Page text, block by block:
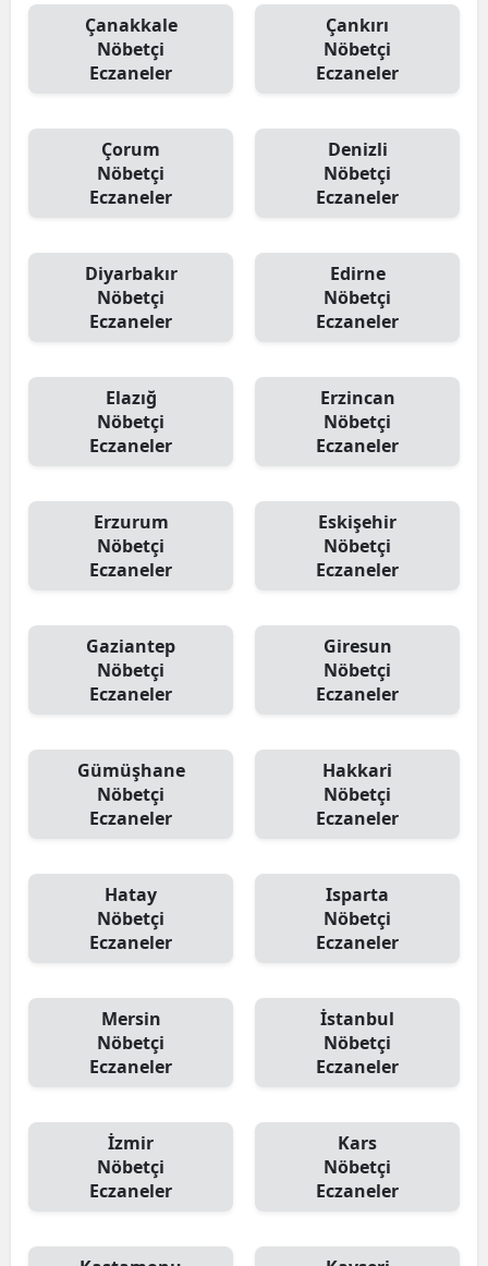
Çanakkale
Nöbetçi
Eczaneler
Çankırı
Nöbetçi
Eczaneler
Çorum
Nöbetçi
Eczaneler
Denizli
Nöbetçi
Eczaneler
Diyarbakır
Nöbetçi
Eczaneler
Edirne
Nöbetçi
Eczaneler
Elazığ
Nöbetçi
Eczaneler
Erzincan
Nöbetçi
Eczaneler
Erzurum
Nöbetçi
Eczaneler
Eskişehir
Nöbetçi
Eczaneler
Gaziantep
Nöbetçi
Eczaneler
Giresun
Nöbetçi
Eczaneler
Gümüşhane
Nöbetçi
Eczaneler
Hakkari
Nöbetçi
Eczaneler
Hatay
Nöbetçi
Eczaneler
Isparta
Nöbetçi
Eczaneler
Mersin
Nöbetçi
Eczaneler
İstanbul
Nöbetçi
Eczaneler
İzmir
Nöbetçi
Eczaneler
Kars
Nöbetçi
Eczaneler